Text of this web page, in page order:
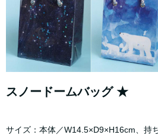
スノードームバッグ ★
サイズ：本体／W14.5×D9×H16cm、持